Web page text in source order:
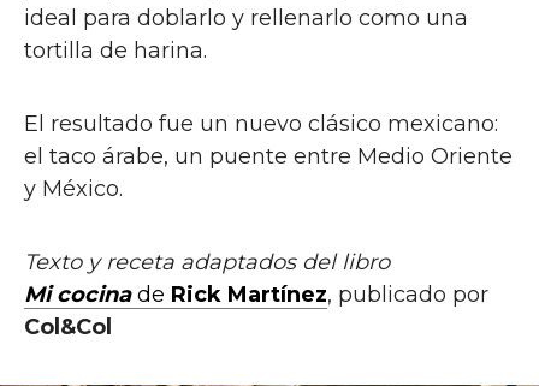
ideal para doblarlo y rellenarlo como una
tortilla de harina.
El resultado fue un nuevo clásico mexicano:
el taco árabe, un puente entre Medio Oriente
y México.
Texto y receta adaptados del libro
Mi cocinade Rick Martínez, publicado por
Col&Col